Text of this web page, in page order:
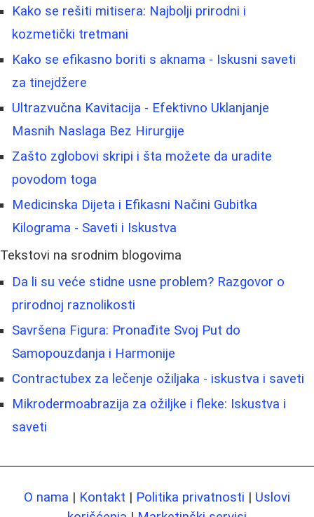
Kako se rešiti mitisera: Najbolji prirodni i
kozmetički tretmani
Kako se efikasno boriti s aknama - Iskusni saveti
za tinejdžere
Ultrazvučna Kavitacija - Efektivno Uklanjanje
Masnih Naslaga Bez Hirurgije
Zašto zglobovi skripi i šta možete da uradite
povodom toga
Medicinska Dijeta i Efikasni Načini Gubitka
Kilograma - Saveti i Iskustva
Tekstovi na srodnim blogovima
Da li su veće stidne usne problem? Razgovor o
prirodnoj raznolikosti
Savršena Figura: Pronađite Svoj Put do
Samopouzdanja i Harmonije
Contractubex za lečenje ožiljaka - iskustva i saveti
Mikrodermoabrazija za ožiljke i fleke: Iskustva i
saveti
O nama | Kontakt | Politika privatnosti | Uslovi